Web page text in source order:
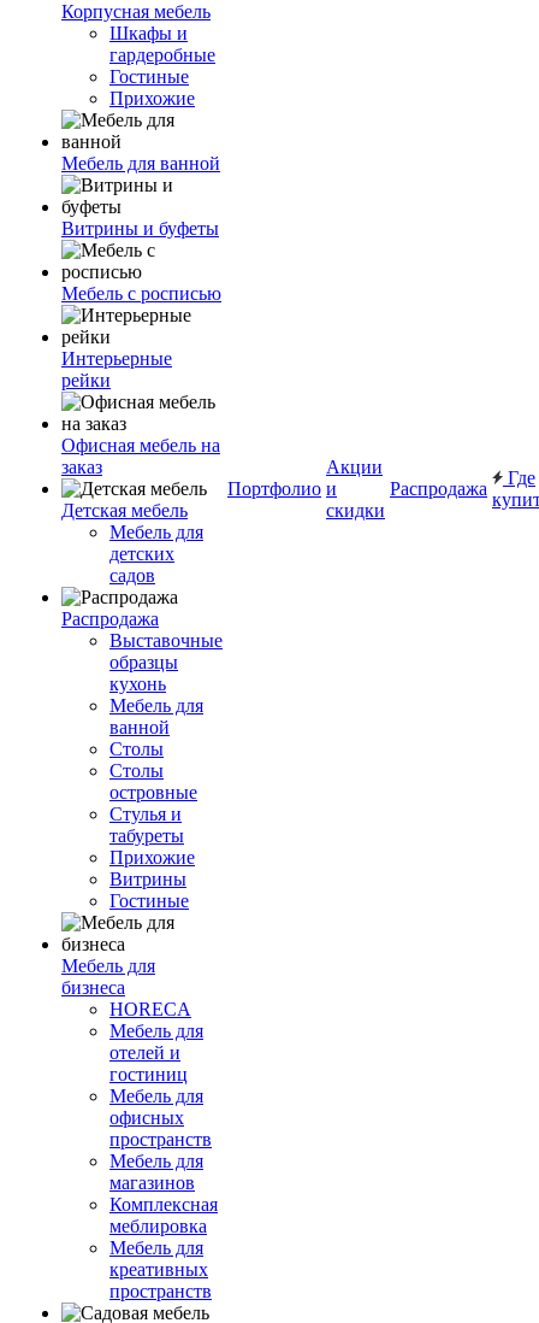
Корпусная мебель
Шкафы и
гардеробные
Гостиные
Прихожие
Мебель для ванной
Витрины и буфеты
Мебель с росписью
Интерьерные
рейки
Офисная мебель на
заказ
Детская мебель
Мебель для
детских
садов
Распродажа
Выставочные
образцы
кухонь
Мебель для
ванной
Столы
Столы
островные
Стулья и
табуреты
Прихожие
Витрины
Гостиные
Мебель для
бизнеса
HORECA
Мебель для
отелей и
гостиниц
Мебель для
офисных
пространств
Мебель для
магазинов
Комплексная
меблировка
Мебель для
креативных
пространств
Портфолио
Акции
и
скидки
Распродажа
Где